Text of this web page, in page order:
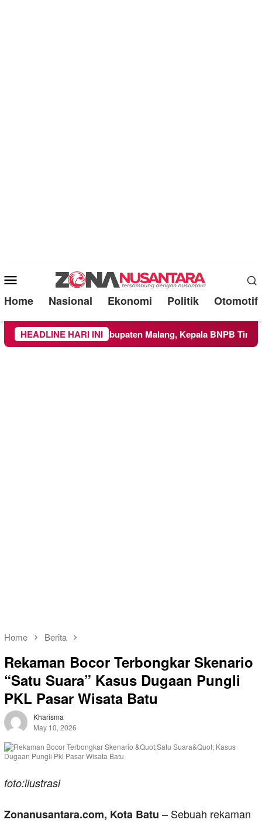
Mobile
Menu
Home Nasional Ekonomi Politik Otomotif
HEADLINE HARI INI
ke Wilayah Kabupaten Malang, Kepala BNPB Tinjau
Home Berita
Rekaman Bocor Terbongkar Skenario
“Satu Suara” Kasus Dugaan Pungli
PKL Pasar Wisata Batu
Kharisma
May 10, 2026
foto:ilustrasi
Zonanusantara.com, Kota Batu – Sebuah rekaman